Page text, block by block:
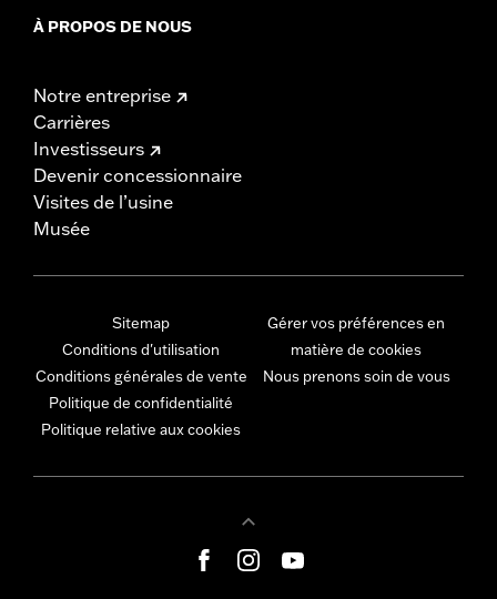
À PROPOS DE NOUS
Notre entreprise
Carrières
Investisseurs
Devenir concessionnaire
Visites de l’usine
Musée
Sitemap
Conditions d'utilisation
Conditions générales de vente
Politique de confidentialité
Politique relative aux cookies
Gérer vos préférences en
matière de cookies
Nous prenons soin de vous